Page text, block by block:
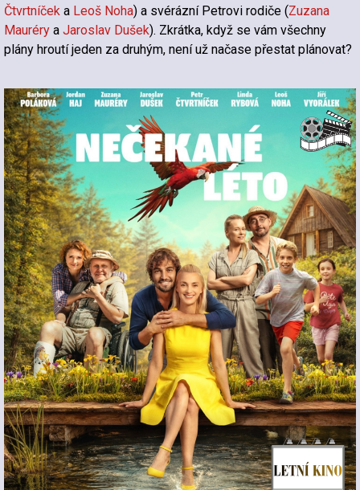
Čtvrtníček a Leoš Noha) a svérázní Petrovi rodiče (Zuzana
Mauréry a Jaroslav Dušek). Zkrátka, když se vám všechny
plány hroutí jeden za druhým, není už načase přestat plánovat?